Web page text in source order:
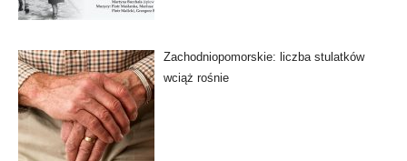
Zachodniopomorskie: liczba stulatków
wciąż rośnie